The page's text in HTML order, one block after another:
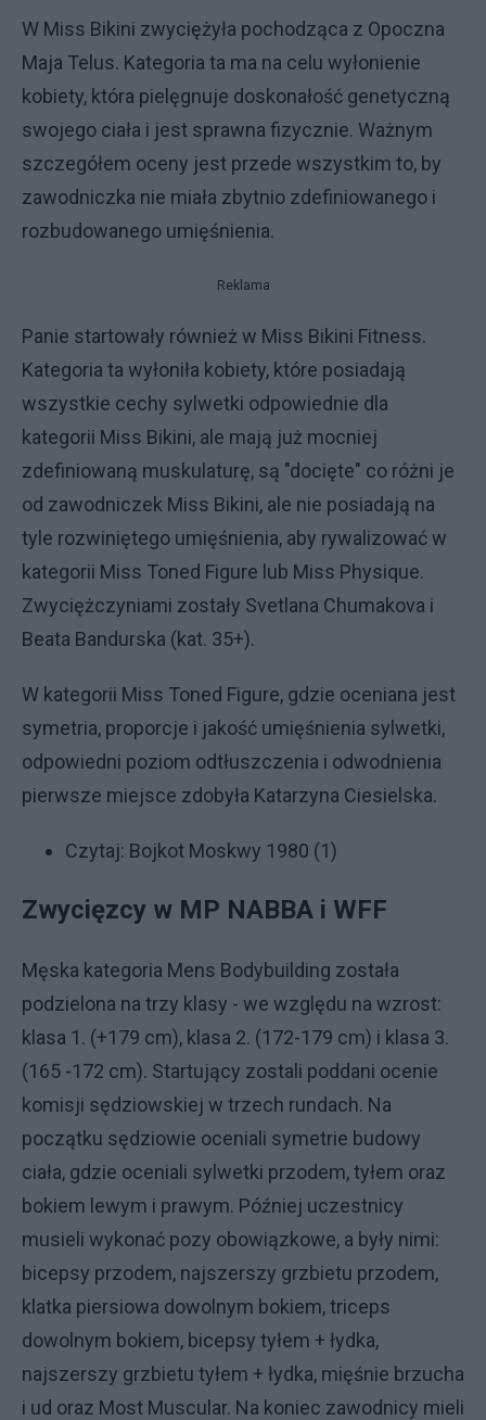
W Miss Bikini zwyciężyła pochodząca z Opoczna
Maja Telus. Kategoria ta ma na celu wyłonienie
kobiety, która pielęgnuje doskonałość genetyczną
swojego ciała i jest sprawna fizycznie. Ważnym
szczegółem oceny jest przede wszystkim to, by
zawodniczka nie miała zbytnio zdefiniowanego i
rozbudowanego umięśnienia.
Reklama
Panie startowały również w Miss Bikini Fitness.
Kategoria ta wyłoniła kobiety, które posiadają
wszystkie cechy sylwetki odpowiednie dla
kategorii Miss Bikini, ale mają już mocniej
zdefiniowaną muskulaturę, są "docięte" co różni je
od zawodniczek Miss Bikini, ale nie posiadają na
tyle rozwiniętego umięśnienia, aby rywalizować w
kategorii Miss Toned Figure lub Miss Physique.
Zwyciężczyniami zostały Svetlana Chumakova i
Beata Bandurska (kat. 35+).
W kategorii Miss Toned Figure, gdzie oceniana jest
symetria, proporcje i jakość umięśnienia sylwetki,
odpowiedni poziom odtłuszczenia i odwodnienia
pierwsze miejsce zdobyła Katarzyna Ciesielska.
Czytaj: Bojkot Moskwy 1980 (1)
Zwycięzcy w MP NABBA i WFF
Męska kategoria Mens Bodybuilding została
podzielona na trzy klasy - we względu na wzrost:
klasa 1. (+179 cm), klasa 2. (172-179 cm) i klasa 3.
(165 -172 cm). Startujący zostali poddani ocenie
komisji sędziowskiej w trzech rundach. Na
początku sędziowie oceniali symetrie budowy
ciała, gdzie oceniali sylwetki przodem, tyłem oraz
bokiem lewym i prawym. Później uczestnicy
musieli wykonać pozy obowiązkowe, a były nimi:
bicepsy przodem, najszerszy grzbietu przodem,
klatka piersiowa dowolnym bokiem, triceps
dowolnym bokiem, bicepsy tyłem + łydka,
najszerszy grzbietu tyłem + łydka, mięśnie brzucha
i ud oraz Most Muscular. Na koniec zawodnicy mieli